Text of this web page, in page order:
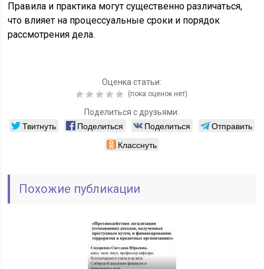
Правила и практика могут существенно различаться,
что влияет на процессуальные сроки и порядок
рассмотрения дела.
Оценка статьи:
(пока оценок нет)
Поделиться с друзьями:
Твитнуть Поделиться Поделиться
Отправить
Класснуть
Похожие публикации